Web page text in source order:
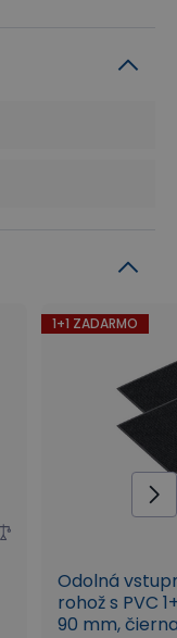
1+1 ZADARMO
Odolná
rohož s PVC
90 mm,